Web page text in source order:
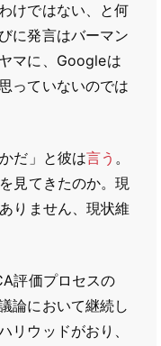
けではない、と何
に発言はバーマン
マに、Googleは
っていないのでは
だ」と彼は言う 。
見てきたのか。現
りません、現状維
評価プロセスの
論において継続し
リウッドがおり、